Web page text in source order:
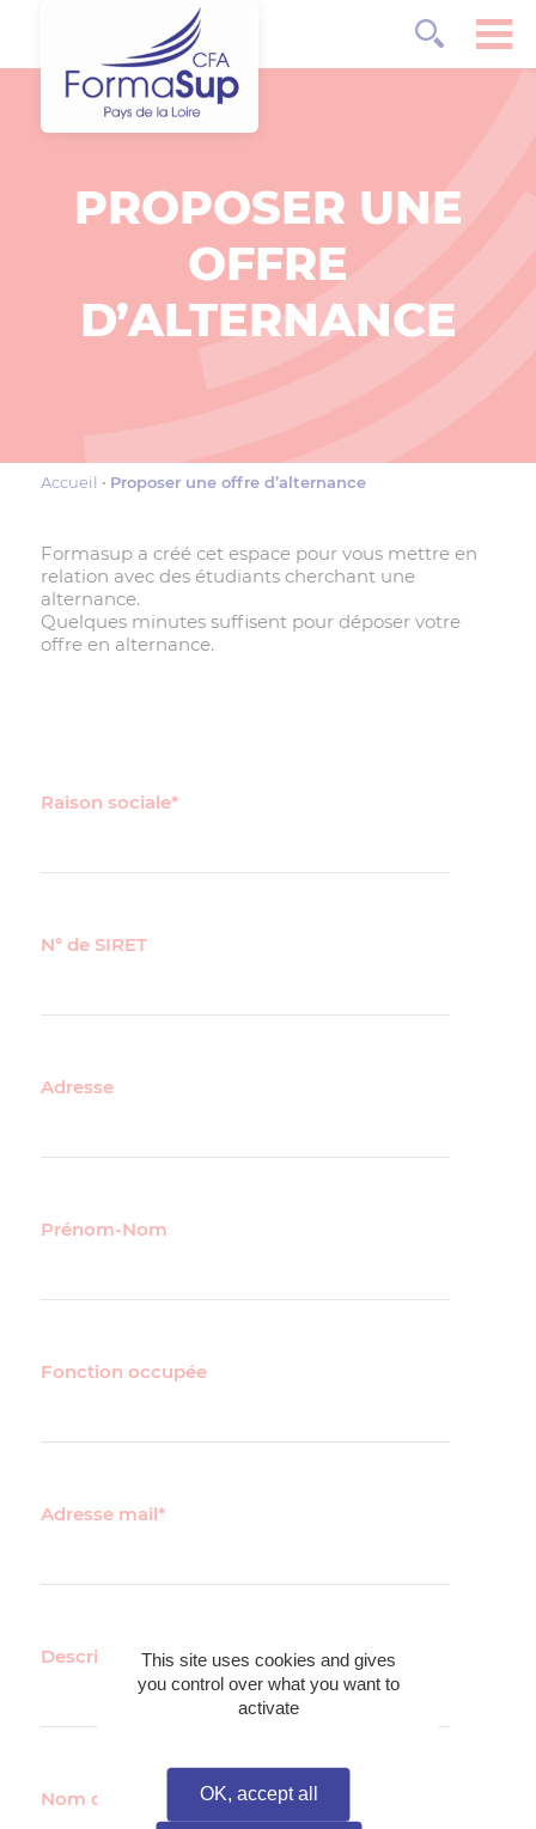
PROPOSER UNE
OFFRE
D’ALTERNANCE
Accueil Proposer une offre d’alternance
Formasup a créé cet espace pour vous mettre en
relation avec des étudiants cherchant une
alternance.
Quelques minutes suffisent pour déposer votre
offre en alternance.
Raison sociale*
N° de SIRET
Adresse
Prénom-Nom
Fonction occupée
Adresse mail*
Descriptif du poste
Nom du poste
This site uses cookies and gives
you control over what you want to
activate
OK, accept all